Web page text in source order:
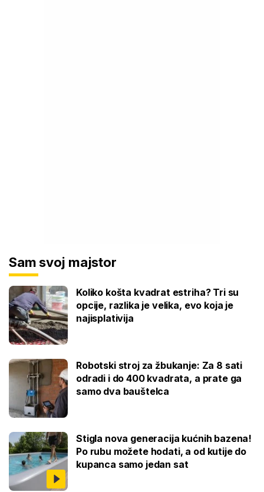
Sam svoj majstor
Koliko košta kvadrat estriha? Tri su
opcije, razlika je velika, evo koja je
najisplativija
Robotski stroj za žbukanje: Za 8 sati
odradi i do 400 kvadrata, a prate ga
samo dva bauštelca
Stigla nova generacija kućnih bazena!
Po rubu možete hodati, a od kutije do
kupanca samo jedan sat